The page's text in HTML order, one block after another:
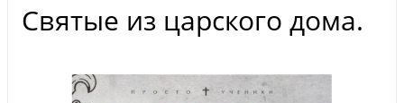
Святые из царского дома.